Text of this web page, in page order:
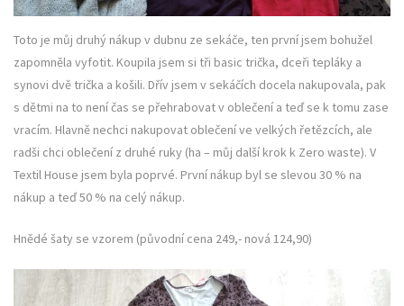
Toto je můj druhý nákup v dubnu ze sekáče, ten první jsem bohužel
zapomněla vyfotit. Koupila jsem si tři basic trička, dceři tepláky a
synovi dvě trička a košili. Dřív jsem v sekáčích docela nakupovala, pak
s dětmi na to není čas se přehrabovat v oblečení a teď se k tomu zase
vracím. Hlavně nechci nakupovat oblečení ve velkých řetězcích, ale
radši chci oblečení z druhé ruky (ha – můj další krok k Zero waste). V
Textil House jsem byla poprvé. První nákup byl se slevou 30 % na
nákup a teď 50 % na celý nákup.
Hnědé šaty se vzorem (původní cena 249,- nová 124,90)